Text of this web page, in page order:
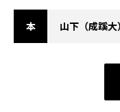
本 山下（成蹊大）